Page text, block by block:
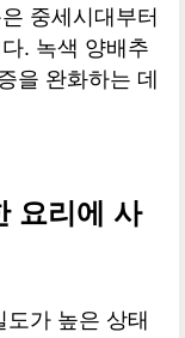
중세시대부터
. 녹색 양배추
을 완화하는 데
요리에 사
가 높은 상태